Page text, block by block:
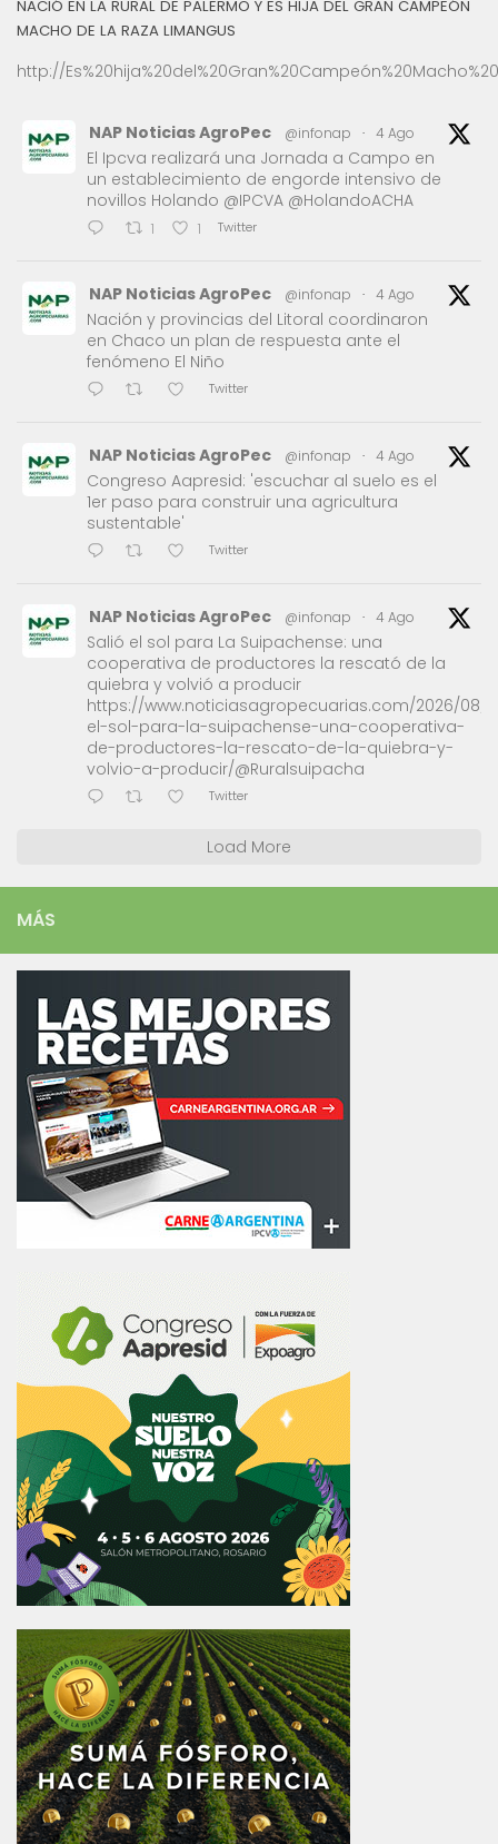
NACIÓ EN LA RURAL DE PALERMO Y ES HIJA DEL GRAN CAMPEÓN
MACHO DE LA RAZA LIMANGUS
http://
NAP Noticias AgroPec @infonap · 4 Ago
El Ipcva realizará una Jornada a Campo en
un establecimiento de engorde intensivo de
novillos Holando @IPCVA @HolandoACHA
1 1 Twitter
NAP Noticias AgroPec @infonap · 4 Ago
Nación y provincias del Litoral coordinaron
en Chaco un plan de respuesta ante el
fenómeno El Niño
Twitter
NAP Noticias AgroPec @infonap · 4 Ago
Congreso Aapresid: 'escuchar al suelo es el
1er paso para construir una agricultura
sustentable'
Twitter
NAP Noticias AgroPec @infonap · 4 Ago
Salió el sol para La Suipachense: una
cooperativa de productores la rescató de la
quiebra y volvió a producir
https://www.noticiasagropecuarias.com/2026/08/
el-sol-para-la-suipachense-una-cooperativa-
de-productores-la-rescato-de-la-quiebra-y-
volvio-a-producir/@Ruralsuipacha
Twitter
Load More
MÁS